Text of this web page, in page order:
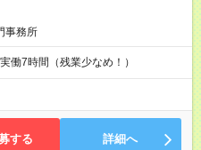
事務所
働7時間（残業少なめ！）
する 詳細へ